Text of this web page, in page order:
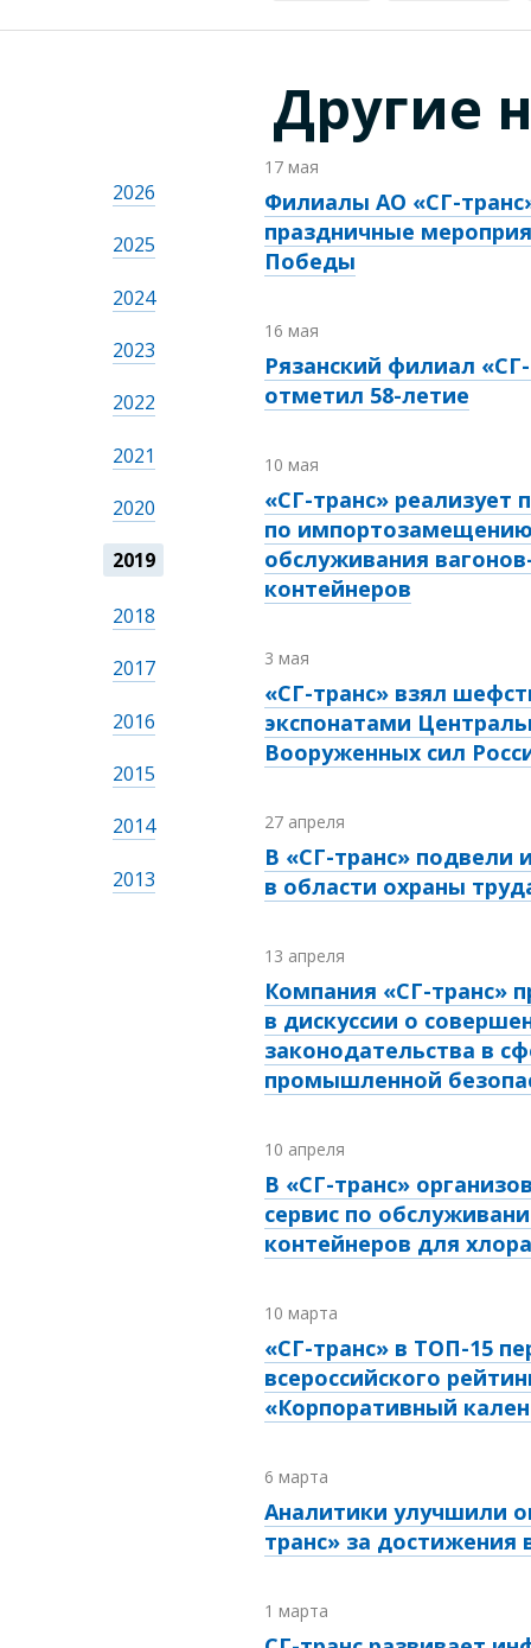
Другие
2026
2025
2024
2023
2022
2021
2020
2019
2018
2017
2016
2015
2014
2013
17 мая
Филиалы АО «СГ-
праздничные
Победы
16 мая
Рязанский филиал
отметил 58-летие
10 мая
«СГ-транс» реализует
по
обслуживания
контейнеров
3 мая
«СГ-транс» взял
экспонатами
Вооруженных сил
27 апреля
В «СГ-транс» подвели
в области охраны
13 апреля
Компания «СГ-транс»
в дискуссии о
законодательства в
промышленной
10 апреля
В «СГ-транс»
сервис по
контейнеров для хлора
10 марта
«СГ-транс» в ТОП-15
всероссийского
«Корпоративный
6 марта
Аналитики улучшили
транс» за достижения
1 марта